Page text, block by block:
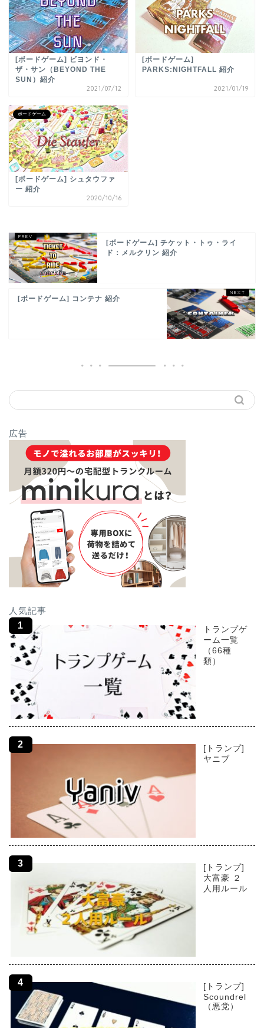
[ボードゲーム] ビヨンド・
ザ・サン（BEYOND THE
SUN）紹介
2021/07/12
[ボードゲーム]
PARKS:NIGHTFALL 紹介
2021/01/19
ボードゲーム
[ボードゲーム] シュタウファ
ー 紹介
2020/10/16
[ボードゲーム] チケット・トゥ・ライ
ド：メルクリン 紹介
[ボードゲーム] コンテナ 紹介
広告
人気記事
トランプゲ
ーム一覧
（66種
類）
[トランプ]
ヤニブ
[トランプ]
大富豪 ２
人用ルール
[トランプ]
Scoundrel
（悪党）